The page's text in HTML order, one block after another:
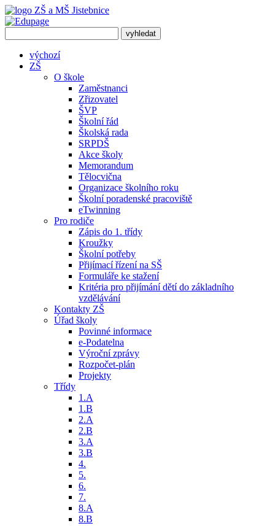
výchozí
ZŠ
O škole
Zaměstnanci
Zřizovatel
ŠVP
Školní řád
Školská rada
SRPDŠ
Akce školy
Memorandum
Tělocvična
Organizace školního roku
Školní poradenské pracoviště
eTwinning
Pro rodiče
Zápis do 1. třídy
Kroužky
Školní potřeby
Přijímací řízení na SŠ
Formuláře ke stažení
Kritéria pro přijímání dětí do základního
vzdělávání
Kontakty ZŠ
Úřad školy
Povinné informace
e-Podatelna
Výroční zprávy
Rozpočet-plán
Projekty
Třídy
1.A
1.B
2.A
2.B
3.A
3.B
4.
5.
6.
7.
8.A
8.B